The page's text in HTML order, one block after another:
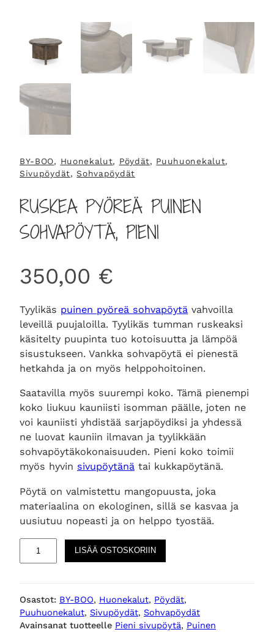
BY-BOO, Huonekalut, Pöydät, Puuhuonekalut
Sivupöydät, Sohvapöydät
RUSKEA PYÖREÄ PUINEN
SOHVAPÖYTÄ, PIENI
350,00 €
Tyylikäs puinen pyöreä sohvapöytä vahvoilla
leveillä puujaloilla. Tyylikäs tumman ruskeaksi
käsitelty puupinta tuo kotoisuutta ja lämpöä
sisustukseen. Vankka sohvapöytä ei pienestä
hetkahda ja on myös helppohoitoinen.
Saatavilla myös suurempi koko. Tämä pienempi
koko liukuu kauniisti isomman päälle, joten ne
voi kauniisti yhdistää sarjapöydiksi ja yhdessä
ne luovat kauniin ilmavan ja tyylikkään
sohvapöytäkokonaisuuden. Pieni koko toimii
myös hyvin sivupöytänä tai kukkapöytänä.
Pöytä on valmistettu mangopuusta, joka
materiaalina on ekologinen, sillä se kasvaa ja
uusiutuu nopeasti ja on helppo tyostää.
e
a
LISÄÄ OSTOSKORIIN
Osastot: BY-BOO, Huonekalut, Pöydät
Puuhuonekalut, Sivupöydät, Sohvapöydät
Avainsanat tuotteelle Pieni sivupöytä, Puinen